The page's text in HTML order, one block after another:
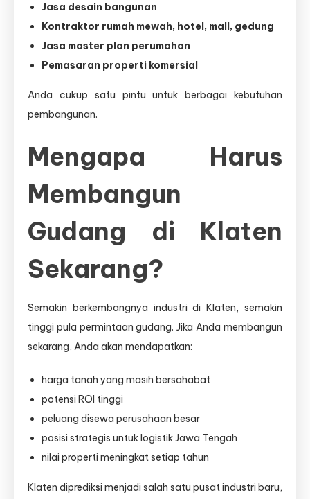
Jasa desain bangunan
Kontraktor rumah mewah, hotel, mall, gedung
Jasa master plan perumahan
Pemasaran properti komersial
Anda cukup satu pintu untuk berbagai kebutuhan
pembangunan.
Mengapa Harus
Membangun
Gudang di Klaten
Sekarang?
Semakin berkembangnya industri di Klaten, semakin
tinggi pula permintaan gudang. Jika Anda membangun
sekarang, Anda akan mendapatkan:
harga tanah yang masih bersahabat
potensi ROI tinggi
peluang disewa perusahaan besar
posisi strategis untuk logistik Jawa Tengah
nilai properti meningkat setiap tahun
Klaten diprediksi menjadi salah satu pusat industri baru,